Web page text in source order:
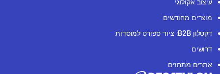
עיצוב אקולוגי
מוצרים מחודשים
דקטלון B2B: ציוד ספורט למוסדות
דרושים
אתרים מתחזים